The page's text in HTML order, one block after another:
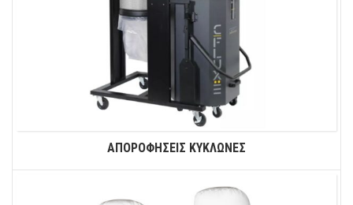
ΑΠΟΡΟΦΗΣΕΙΣ ΚΥΚΛΩΝΕΣ